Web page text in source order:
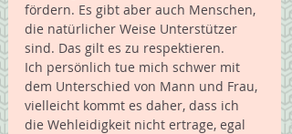
fördern. Es gibt aber auch Menschen,
die natürlicher Weise Unterstützer
sind. Das gilt es zu respektieren.
Ich persönlich tue mich schwer mit
dem Unterschied von Mann und Frau,
vielleicht kommt es daher, dass ich
die Wehleidigkeit nicht ertrage, egal